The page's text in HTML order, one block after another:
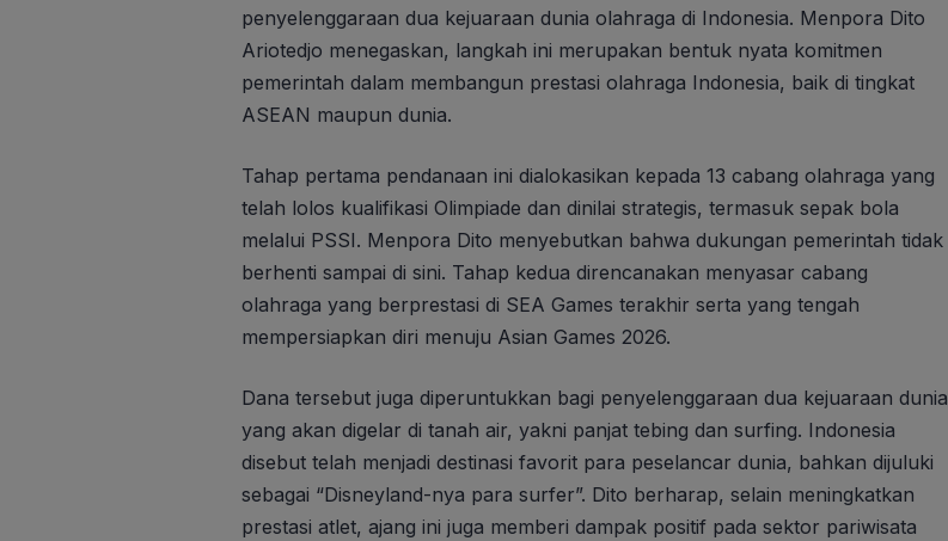
penyelenggaraan dua kejuaraan dunia olahraga di Indonesia. Menpora Dito
Ariotedjo menegaskan, langkah ini merupakan bentuk nyata komitmen
pemerintah dalam membangun prestasi olahraga Indonesia, baik di tingkat
ASEAN maupun dunia.
Tahap pertama pendanaan ini dialokasikan kepada 13 cabang olahraga yang
telah lolos kualifikasi Olimpiade dan dinilai strategis, termasuk sepak bola
melalui PSSI. Menpora Dito menyebutkan bahwa dukungan pemerintah tidak
berhenti sampai di sini. Tahap kedua direncanakan menyasar cabang
olahraga yang berprestasi di SEA Games terakhir serta yang tengah
mempersiapkan diri menuju Asian Games 2026.
Dana tersebut juga diperuntukkan bagi penyelenggaraan dua kejuaraan dunia
yang akan digelar di tanah air, yakni panjat tebing dan surfing. Indonesia
disebut telah menjadi destinasi favorit para peselancar dunia, bahkan dijuluki
sebagai “Disneyland-nya para surfer”. Dito berharap, selain meningkatkan
prestasi atlet, ajang ini juga memberi dampak positif pada sektor pariwisata